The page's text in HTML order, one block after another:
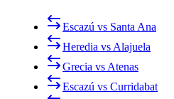
Escazú vs Santa Ana
Heredia vs Alajuela
Grecia vs Atenas
Escazú vs Curridabat